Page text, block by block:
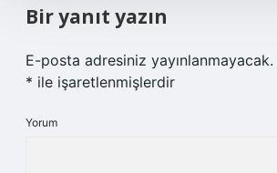
Bir yanıt yazın
E-posta adresiniz yayınlanmayacak.
* ile işaretlenmişlerdir
Yorum